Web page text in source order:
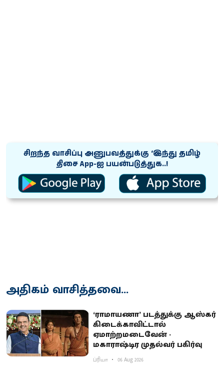
சிறந்த வாசிப்பு அனுபவத்துக்கு ‘இந்து தமிழ்
திசை App-ஐ பயன்படுத்துக..!
அதிகம் வாசித்தவை...
‘ராமாயணா’ படத்துக்கு ஆஸ்கர்
கிடைக்காவிட்டால்
ஏமாற்றமடைவேன் -
மகாராஷ்டிர முதல்வர் பகிர்வு
ப்ரியா 06 Aug 2026